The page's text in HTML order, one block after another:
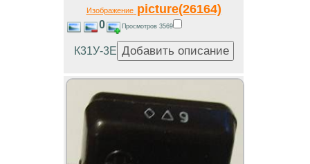
Изображениеpicture(26164)
0 Просмотров 3569
К31У-3Е